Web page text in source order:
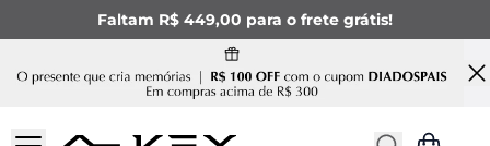
Faltam R$ 449,00 para o frete grátis!